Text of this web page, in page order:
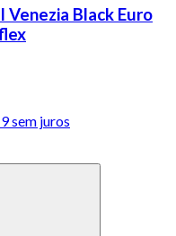
Venezia Black Euro
sem juros